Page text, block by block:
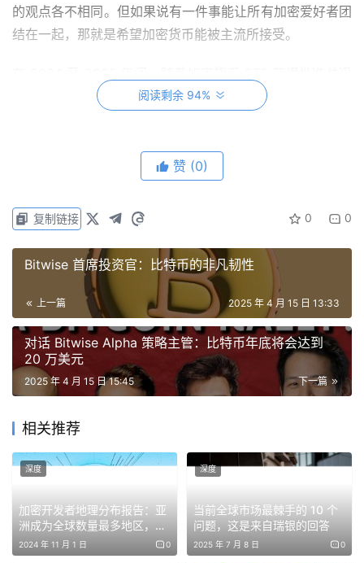
的观点各不相同。但如果说有一件事能让所有加密爱好者团
结在一起，那就是希望加密货币能被主流所接受。
速扩张，加密货币被主流接受的梦想向前迈出了巨大的一
投资者首次能够通过传统的经纪账户直接投资各种数字资
产，而无需通过复杂的加密钱包或交易所。
此前因监管不确定性而犹豫不决的机构投资者，在比特币和
响立竿见影。比特币价格飙升至新的历史高位，以太坊 ETF
也很快获得批准。这些 ETF 为传统金融参与者提供了更便
捷的投资渠道和更深厚的市场流动性。这也为其他加密货币
ETF 的监管审批树立了先例。
如今，随着 Gary Gensler 卸任美国证券交易委员会主席一
职，且美国由一个对加密货币更友好的政府执政，资产管理
公司正借此机会申请更多山寨币 ETF，例如 Solana 和
Memecoin 等 memecoin。
本文全面概述了加密货币 ETF 热潮的现状。
比特币 ETF 为市场奠定基础
阅读剩余 94%
赞 (0)
0 0
复制链接
Bitwise 首席投资官：比特币的非凡韧性
上一篇 2025 年 4 月 15 日 13:33
对话 Bitwise Alpha 策略主管：比特币年底将会达到
20 万美元
下一篇
2025 年 4 月 15 日 15:45
相关推荐
加密开发者地理分布报告：亚
洲成为全球数量最多地区，美
国份额跌至 24%
2024 年 11 月 1 日 0
深度
当前全球市场最棘手的 10 个
问题，这是来自瑞银的回答
2025 年 7 月 8 日 0
深度